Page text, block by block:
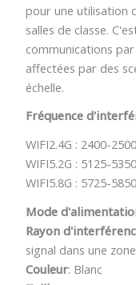
pour une utilisation
salles de classe.
communications
affectées par des
échelle.
Fréquence
WIFI2.4G : 2400-
WIFI5.2G : 5125-
WIFI5.8G : 5725-
Mode
Rayon
signal dans une
Couleur: Blanc